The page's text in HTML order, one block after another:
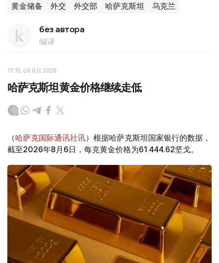
黄金储备 外交 外交部 哈萨克斯坦 乌克兰
без автора
编译
17:15, 06 8月 2026
哈萨克斯坦黄金价格继续走低
（哈萨克国际通讯社讯）根据哈萨克斯坦国家银行的数据，
截至2026年8月6日，每克黄金价格为61 444.62坚戈。